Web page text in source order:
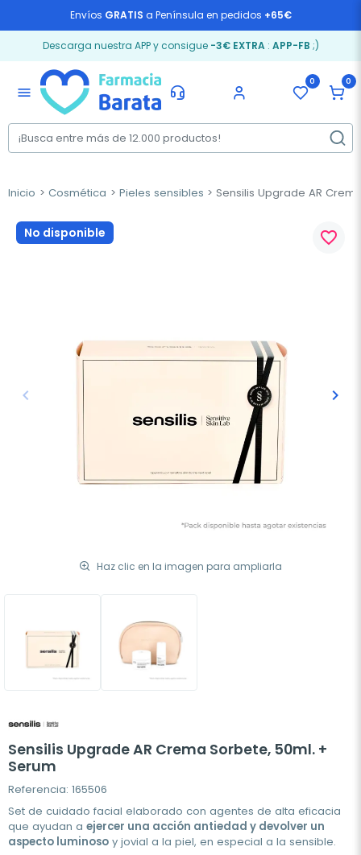
Envíos GRATIS a Península en pedidos +65€
Descarga nuestra APP y consigue -3€ EXTRA: APP-FB ;)
menu
0 0
Inicio Cosmética Pieles sensibles Sensilis Upgrade AR
No disponible
Anterior
keyboard_arrow_left keyboard_arrow_right
Haz clic en la imagen para ampliarla
favorite_border
Sensilis Upgrade AR Crema Sorbete, 50ml. +
Serum
Referencia: 165506
Set de cuidado facial elaborado con agentes de alta eficacia
que ayudan a ejercer una acción antiedad y devolver un
aspecto luminoso y jovial a la piel, en especial a la sensible.